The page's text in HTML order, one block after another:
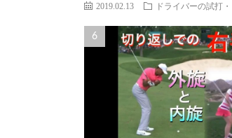
2019.02.13 ドライバーの試打